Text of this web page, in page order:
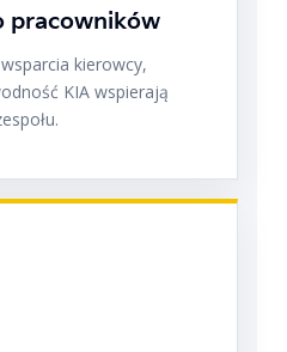
pracowników
kierowcy,
KIA wspierają